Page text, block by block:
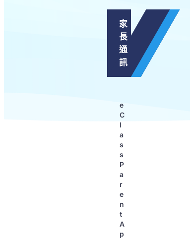
家
長
通
訊
e
C
l
a
s
s
P
a
r
e
n
t
A
p